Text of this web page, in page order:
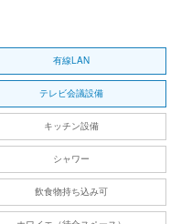
有線LAN
テレビ会議設備
キッチン設備
シャワー
飲食物持ち込み可